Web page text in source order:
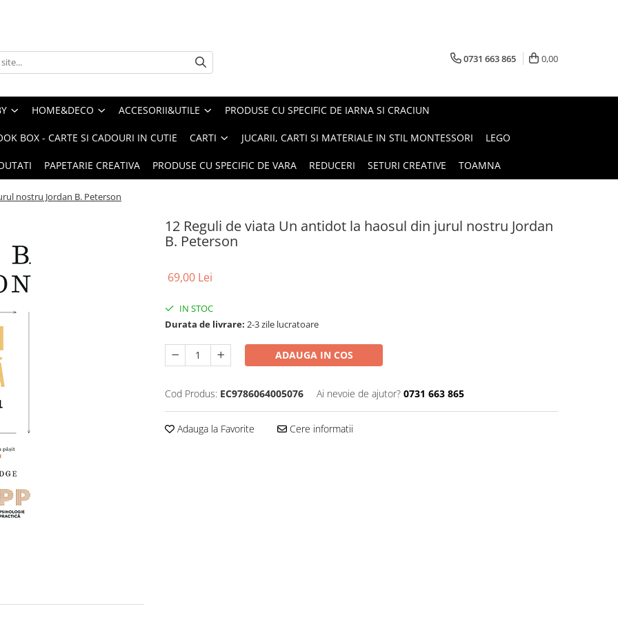
0731 663 865 0,00
HOME&DECO ACCESORII&UTILE PRODUSE CU SPECIFIC DE IARNA SI CRACIUN
BOX - CARTE SI CADOURI IN CUTIE CARTI JUCARII, CARTI SI MATERIALE IN STIL MONTESSORI LEGO
PAPETARIE CREATIVA PRODUSE CU SPECIFIC DE VARA REDUCERI SETURI CREATIVE TOAMNA
nostru Jordan B. Peterson
12 Reguli de viata Un antidot la haosul din jurul nostru Jordan
B. Peterson
69,00 Lei
IN STOC
Durata de livrare: 2-3 zile lucratoare
ADAUGA IN COS
Cod Produs: EC9786064005076 Ai nevoie de ajutor? 0731 663 865
Adauga la Favorite Cere informatii